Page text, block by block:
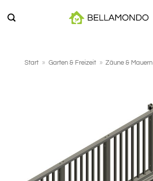
Inhalt
Start » Garten & Freizeit » Zäune & Mauern